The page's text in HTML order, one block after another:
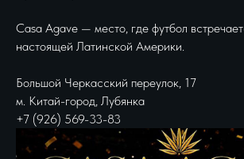
Casa Agave — место, где футбол
настоящей Латинской Америки.
Большой Черкасский переулок, 17
м. Китай-город, Лубянка
+7 (926) 569-33-83